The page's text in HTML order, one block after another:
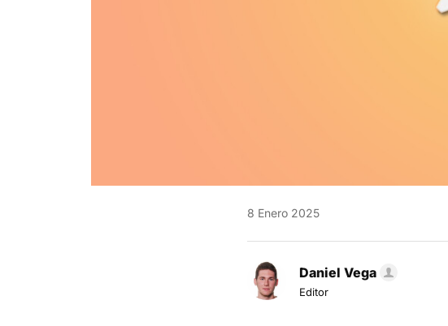
8 Enero 2025
Daniel Vega
Editor